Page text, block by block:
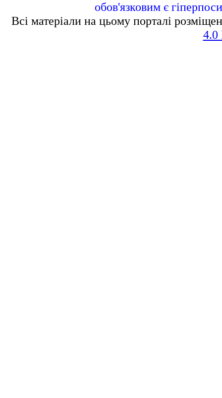
обов'язковим є
Всі матеріали на цьому порталі
4.0